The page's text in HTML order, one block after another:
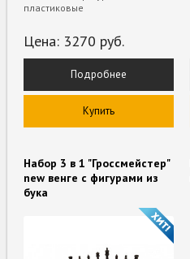
пластиковые
Цена: 3270 руб.
Подробнее
Купить
Набор 3 в 1 "Гроссмейстер"
new венге с фигурами из
бука